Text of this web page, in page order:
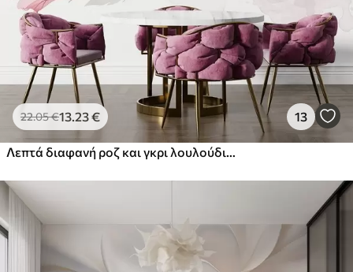
22.05€13 .23€ 13